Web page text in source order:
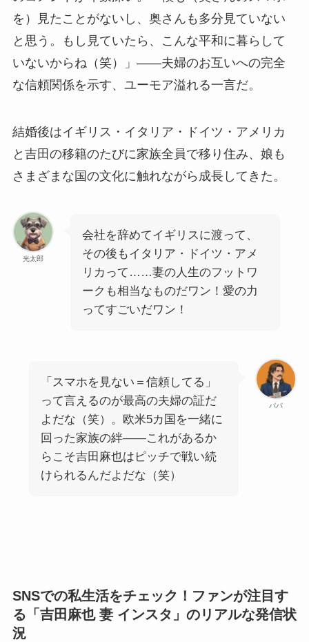
を）見たことがないし、奥さんも多分見ていない
と思う。もし見ていたら、こんな平和に暮らして
いないからね（笑）」——夫婦のお互いへの完全
な信頼関係を示す、ユーモア溢れる一言だ。
結婚後はイギリス・イタリア・ドイツ・アメリカ
と吉田の移籍のたびに家族全員で移り住み、娘も
さまざまな国の文化に触れながら成長してきた。
光太郎
会社を辞めてイギリスに渡って、
その後もイタリア・ドイツ・アメ
リカって……妻の人生のフットワ
ークも相当なものだワン！愛の力
ってすごいだワン！
パパ
「スマホを見ない＝信頼してる」
って言えるのが最高の夫婦の証だ
よだな（笑）。欧米5カ国を一緒に
回った家族の絆——これがあるか
らこそ吉田麻也はピッチで戦い続
けられるんだよだな（笑）
SNSでの私生活をチェック！ファンが注目す
る「吉田麻也 妻 インスタ」のリアルな発信状
況